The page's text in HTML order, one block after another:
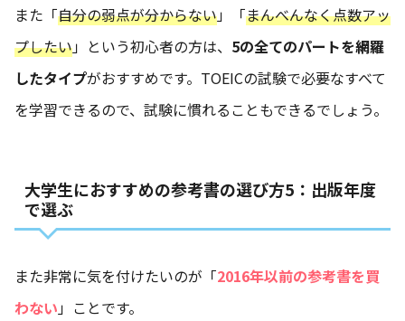
また「自分の弱点が分からない」「まんべんなく点数アッ
プしたい」という初心者の方は、 5の全てのパートを網羅
したタイプがおすすめです。TOEICの試験で必要なすべて
を学習できるので、試験に慣れることもできるでしょう。
大学生におすすめの参考書の選び方5：出版年度
で選ぶ
また非常に気を付けたいのが「2016年以前の参考書を買
わない」ことです。